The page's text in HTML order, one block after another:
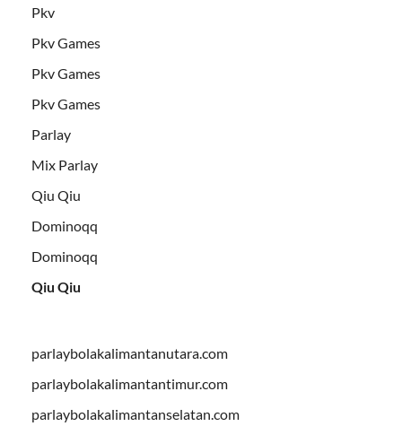
Pkv
Pkv Games
Pkv Games
Pkv Games
Parlay
Mix Parlay
Qiu Qiu
Dominoqq
Dominoqq
Qiu Qiu
parlaybolakalimantanutara.com
parlaybolakalimantantimur.com
parlaybolakalimantanselatan.com